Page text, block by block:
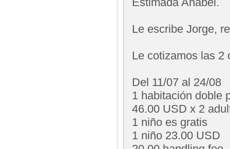
Le escribe Jorge,
Le cotizamos las 2
Del 11/07 al 24/08
1 habitación doble
46.00 USD x 2
1 niño es gratis
1 niño 23.00 USD